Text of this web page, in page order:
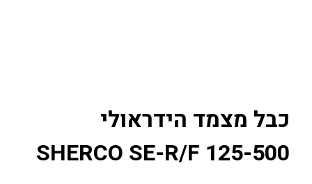
כבל מצמד הידראולי
SHERCO SE-R/F 125-500